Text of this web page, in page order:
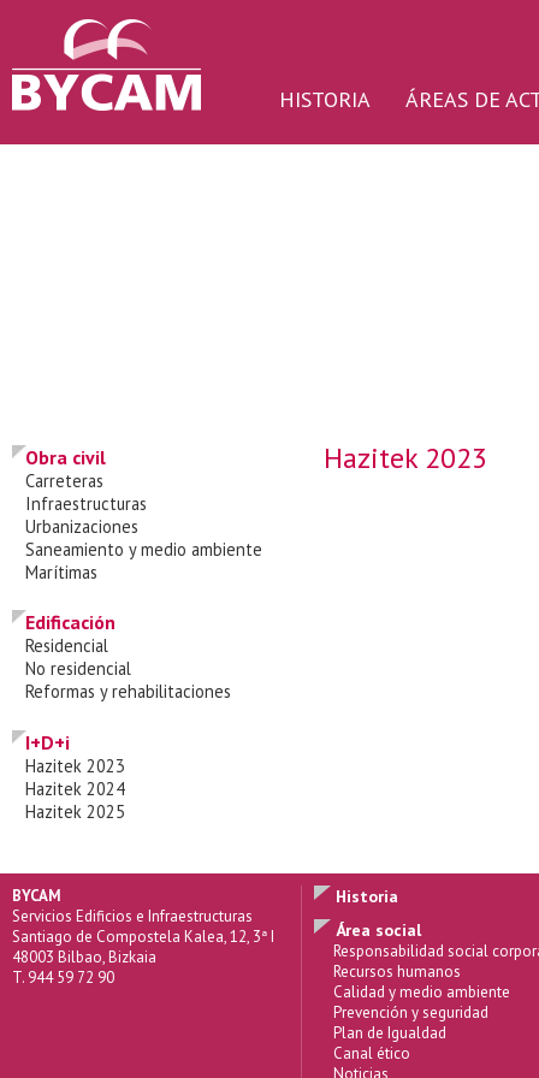
HISTORIA ÁREAS DE
Obra civil
Carreteras
Infraestructuras
Urbanizaciones
Saneamiento y medio ambiente
Marítimas
Edificación
Residencial
No residencial
Reformas y rehabilitaciones
I+D+i
Hazitek 2023
Hazitek 2024
Hazitek 2025
Hazitek 2023
BYCAM
Servicios Edificios e Infraestructuras
Santiago de Compostela Kalea, 12, 3ª I
48003 Bilbao, Bizkaia
T. 944 59 72 90
Historia
Área social
Responsabilidad social
Recursos humanos
Calidad y medio ambiente
Prevención y seguridad
Plan de Igualdad
Canal ético